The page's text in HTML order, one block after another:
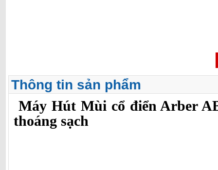
Thông tin sản phẩm
Máy Hút Mùi cổ điển Arber
thoáng sạch